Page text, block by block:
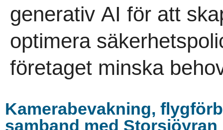
generativ AI för att
optimera
företaget minska
Kamerabevakning,
samband med Storsjöyran